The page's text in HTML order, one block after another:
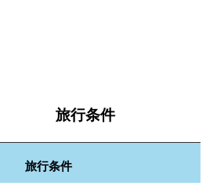
旅行条件
旅行条件